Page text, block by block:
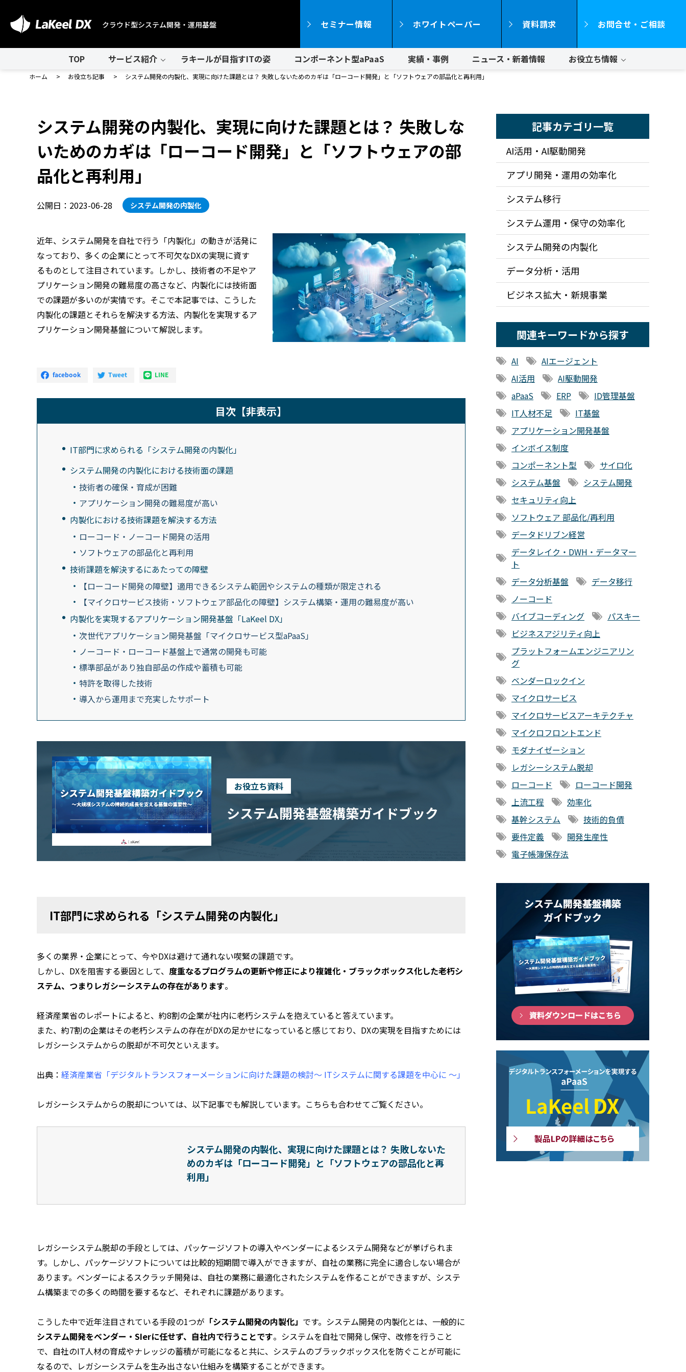
クラウド型システム開発・運用基盤 セミナー情報 ホワイトペーパー 資料請求 お問合せ・ご相談
TOP サービス紹介 ラキールが目指すITの姿 コンポーネント型aPaaS 実績・事例 ニュース・新着情報 お役立ち情報
ホーム お役立ち記事 システム開発の内製化、実現に向けた課題とは？ 失敗しないためのカギは「ローコード開発」と「ソフトウェアの部品化と再利用」
システム開発の内製化、実現に向けた課題とは？ 失敗しな
いためのカギは「ローコード開発」と「ソフトウェアの部
品化と再利用」
公開日：2023-06-28 システム開発の内製化
近年、システム開発を自社で行う「内製化」の動きが活発に
なっており、多くの企業にとって不可欠なDXの実現に資す
るものとして注目されています。しかし、技術者の不足やア
プリケーション開発の難易度の高さなど、内製化には技術面
での課題が多いのが実情です。そこで本記事では、こうした
内製化の課題とそれらを解決する方法、内製化を実現するア
プリケーション開発基盤について解説します。
目次 【非表示】
IT部門に求められる「システム開発の内製化」
システム開発の内製化における技術面の課題
技術者の確保・育成が困難
アプリケーション開発の難易度が高い
内製化における技術課題を解決する方法
ローコード・ノーコード開発の活用
ソフトウェアの部品化と再利用
技術課題を解決するにあたっての障壁
【ローコード開発の障壁】適用できるシステム範囲やシステムの種類が限定される
【マイクロサービス技術・ソフトウェア部品化の障壁】システム構築・運用の難易度が高い
内製化を実現するアプリケーション開発基盤「LaKeel DX」
次世代アプリケーション開発基盤「マイクロサービス型aPaaS」
ノーコード・ローコード基盤上で通常の開発も可能
標準部品があり独自部品の作成や蓄積も可能
特許を取得した技術
導入から運用まで充実したサポート
お役立ち資料
システム開発基盤構築ガイドブック
IT部門に求められる「システム開発の内製化」
多くの業界・企業にとって、今やDXは避けて通れない喫緊の課題です。
しかし、DXを阻害する要因として、 度重なるプログラムの更新や修正により複雑化・ブラックボックス化した老朽シ
ステム、つまりレガシーシステムの存在があります。
経済産業省のレポートによると、約8割の企業が社内に老朽システムを抱えていると答えています。
また、約7割の企業はその老朽システムの存在がDXの足かせになっていると感じており、DXの実現を目指すためには
レガシーシステムからの脱却が不可欠といえます。
出典： 経済産業省「デジタルトランスフォーメーションに向けた課題の検討～ ITシステムに関する課題を中心に ～」
レガシーシステムからの脱却については、以下記事でも解説しています。こちらも合わせてご覧ください。
システム開発の内製化、実現に向けた課題とは？ 失敗しないた
めのカギは「ローコード開発」と「ソフトウェアの部品化と再
利用」
レガシーシステム脱却の手段としては、パッケージソフトの導入やベンダーによるシステム開発などが挙げられま
す。しかし、パッケージソフトについては比較的短期間で導入ができますが、自社の業務に完全に適合しない場合が
あります。ベンダーによるスクラッチ開発は、自社の業務に最適化されたシステムを作ることができますが、システ
ム構築までの多くの時間を要するなど、それぞれに課題があります。
こうした中で近年注目されている手段の1つが 「システム開発の内製化」 です。システム開発の内製化とは、一般的に
システム開発をベンダー・SIerに任せず、自社内で行うことです。システムを自社で開発し保守、改修を行うこと
で、自社のIT人材の育成やナレッジの蓄積が可能になると共に、システムのブラックボックス化を防ぐことが可能に
なるので、レガシーシステムを生み出さない仕組みを構築することができます。
記事カテゴリ一覧
AI活用・AI駆動開発
アプリ開発・運用の効率化
システム移行
システム運用・保守の効率化
システム開発の内製化
データ分析・活用
ビジネス拡大・新規事業
関連キーワードから探す
AI
AIエージェント
AI活用
AI駆動開発
aPaaS
ERP
ID管理基盤
IT人材不足
IT基盤
アプリケーション開発基盤
インボイス制度
コンポーネント型
サイロ化
システム基盤
システム開発
セキュリティ向上
ソフトウェア 部品化/再利用
データドリブン経営
データレイク・DWH・データマー
ト
データ分析基盤
データ移行
ノーコード
バイブコーディング
パスキー
ビジネスアジリティ向上
プラットフォームエンジニアリン
グ
ベンダーロックイン
マイクロサービス
マイクロサービスアーキテクチャ
マイクロフロントエンド
モダナイゼーション
レガシーシステム脱却
ローコード
ローコード開発
上流工程
効率化
基幹システム
技術的負債
要件定義
開発生産性
電子帳簿保存法